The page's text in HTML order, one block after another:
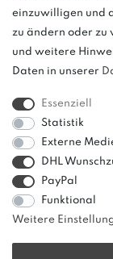
einzuwilligen und
zu ändern oder zu
und weitere
Daten in unserer
Essenziell
Statistik
Externe
DHL
PayPal
Funktional
Weitere
Sinne
einen